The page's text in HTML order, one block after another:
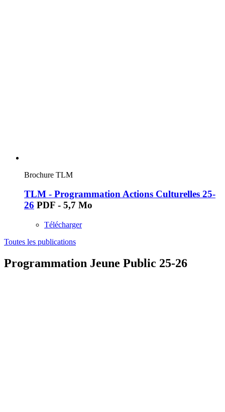
Brochure TLM
TLM - Programmation Actions Culturelles 25-
26 PDF - 5,7 Mo
Télécharger
Toutes les publications
Programmation Jeune Public 25-26